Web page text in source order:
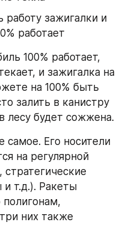
зажигалки и
работает
100% работает,
и зажигалка на
на 100% быть
залить в канистру
лесу будет сожжена.
Его носители
на регулярной
т.д.). Ракеты
полигонам,
них также